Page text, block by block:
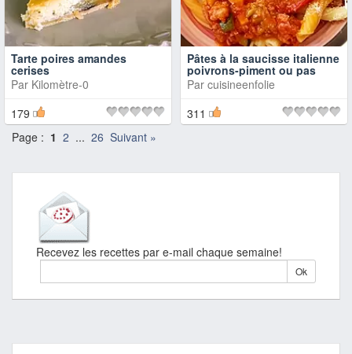
Tarte poires amandes
cerises
Par Kilomètre-0
179
Pâtes à la saucisse italienne
poivrons-piment ou pas
Par cuisineenfolie
311
Page : 1 2 ... 26 Suivant »
Recevez les recettes par e-mail chaque semaine!